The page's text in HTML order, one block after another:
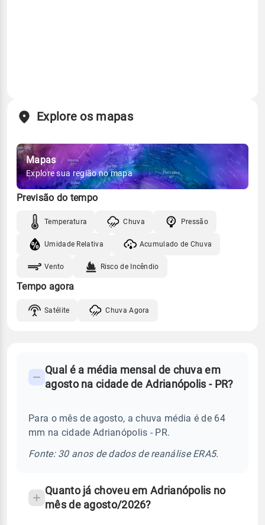
Explore os mapas
Mapas
Explore sua região no mapa
Previsão do tempo
Temperatura Chuva Pressão
Umidade Relativa Acumulado de Chuva
Vento Risco de Incêndio
Tempo agora
Satélite Chuva Agora
Perguntas
sobre
chuva
Qual é a média mensal de chuva em
agosto na cidade de Adrianópolis - PR?
Para o mês de agosto, a chuva média é de 64
mm na cidade Adrianópolis - PR.
Fonte: 30 anos de dados de reanálise ERA5.
Quanto já choveu em Adrianópolis no
mês de agosto/2026?